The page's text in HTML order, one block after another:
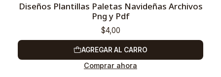
Diseños Plantillas Paletas Navideñas Archivos
Png y Pdf
$4,00
AGREGAR AL CARRO
Comprar ahora